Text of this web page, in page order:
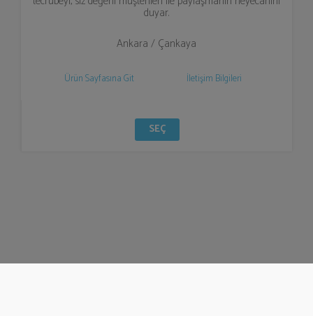
duyar.
Ankara / Çankaya
Ürün Sayfasına Git İletişim Bilgileri
SEÇ